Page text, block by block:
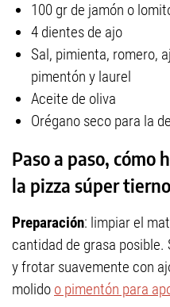
100 gr de jamón o
4 dientes de ajo
Sal, pimienta, romero,
pimentón y laurel
Aceite de oliva
Orégano seco para la
Paso a paso, cómo
la pizza súper
Preparación: limpiar el
cantidad de grasa
y frotar suavemente con
molido o pimentón para